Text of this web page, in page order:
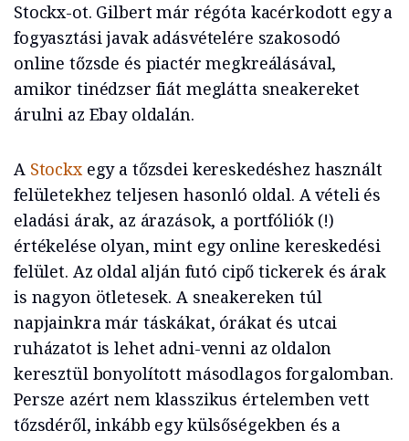
Stockx-ot. Gilbert már régóta kacérkodott egy a
fogyasztási javak adásvételére szakosodó
online tőzsde és piactér megkreálásával,
amikor tinédzser fiát meglátta sneakereket
árulni az Ebay oldalán.
A Stockxegy a tőzsdei kereskedéshez használt
felületekhez teljesen hasonló oldal. A vételi és
eladási árak, az árazások, a portfóliók (!)
értékelése olyan, mint egy online kereskedési
felület. Az oldal alján futó cipő tickerek és árak
is nagyon ötletesek. A sneakereken túl
napjainkra már táskákat, órákat és utcai
ruházatot is lehet adni-venni az oldalon
keresztül bonyolított másodlagos forgalomban.
Persze azért nem klasszikus értelemben vett
tőzsdéről, inkább egy külsőségekben és a